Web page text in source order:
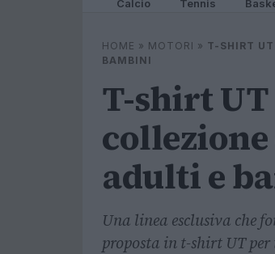
Calcio Tennis
HOME » MOTORI » T-SHIRT
BAMBINI
T-shirt
collezione
adulti e
Una linea esclusiva che
proposta in t-shirt UT per